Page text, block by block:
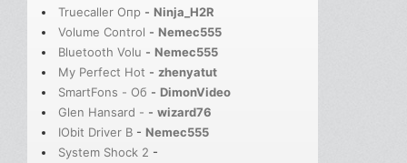
Truecaller Опр - Ninja_H2R
Volume Control - Nemec555
Bluetooth Volu - Nemec555
My Perfect Hot - zhenyatut
SmartFons - Об - DimonVideo
Glen Hansard - - wizard76
IObit Driver B - Nemec555
System Shock 2 -